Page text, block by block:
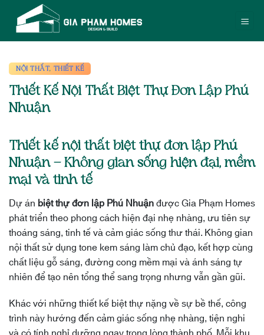
NỘI THẤT, THIẾT KẾ
Thiết Kế Nội Thất Biệt Thự Đơn Lập Phú
Nhuận
Thiết kế nội thất biệt thự đơn lập Phú
Nhuận – Không gian sống hiện đại, mềm
mại và tinh tế
Dự án biệt thự đơn lập Phú Nhuậnđược Gia Phạm Homes
phát triển theo phong cách hiện đại nhẹ nhàng, ưu tiên sự
thoáng sáng, tinh tế và cảm giác sống thư thái. Không gian
nội thất sử dụng tone kem sáng làm chủ đạo, kết hợp cùng
chất liệu gỗ sáng, đường cong mềm mại và ánh sáng tự
nhiên để tạo nên tổng thể sang trọng nhưng vẫn gần gũi.
Khác với những thiết kế biệt thự nặng về sự bề thế, công
trình này hướng đến cảm giác sống nhẹ nhàng, tiện nghi
và có tính nghỉ dưỡng ngay trong lòng thành phố. Mỗi khu